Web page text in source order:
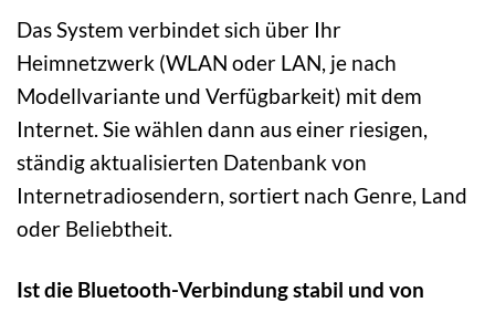
Das System verbindet sich über Ihr
Heimnetzwerk (WLAN oder LAN, je nach
Modellvariante und Verfügbarkeit) mit dem
Internet. Sie wählen dann aus einer riesigen,
ständig aktualisierten Datenbank von
Internetradiosendern, sortiert nach Genre, Land
oder Beliebtheit.
Ist die Bluetooth-Verbindung stabil und von